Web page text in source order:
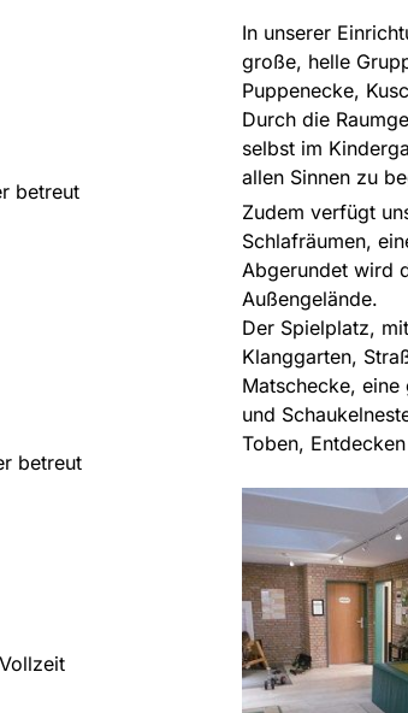
betreut
betreut
In unserer
große, helle
Puppenecke,
Durch die
selbst im
allen Sinnen zu
Zudem verfügt
Schlafräumen,
Abgerundet wird
Außengelände.
Der Spielplatz,
Klanggarten,
Matschecke,
und
Toben,